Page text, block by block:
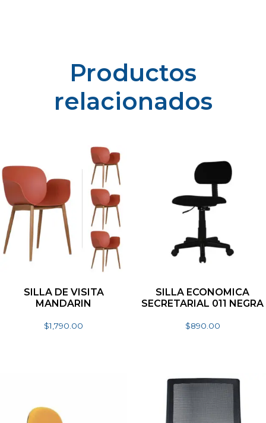
Productos
relacionados
SILLA DE VISITA
MANDARIN
$1,790.00
SILLA ECONOMICA
SECRETARIAL 011 NEGRA
$890.00